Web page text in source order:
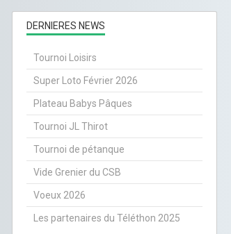
DERNIERES NEWS
Tournoi Loisirs
Super Loto Février 2026
Plateau Babys Pâques
Tournoi JL Thirot
Tournoi de pétanque
Vide Grenier du CSB
Voeux 2026
Les partenaires du Téléthon 2025